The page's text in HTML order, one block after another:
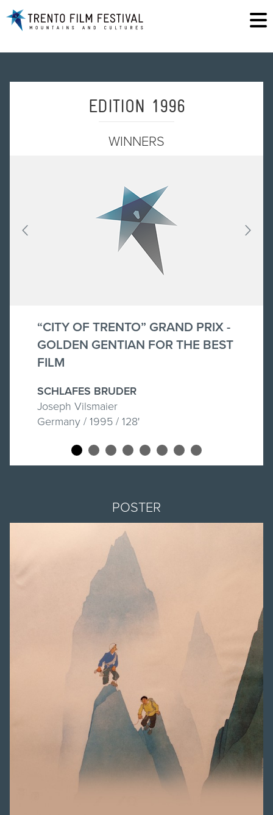
EDITION 1996
WINNERS
“CITY OF TRENTO” GRAND PRIX -
GOLDEN GENTIAN FOR THE BEST
FILM
SCHLAFES BRUDER
Joseph Vilsmaier
Germany / 1995 / 128'
POSTER